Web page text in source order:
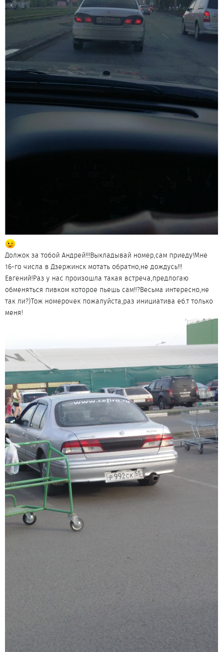
Должок за тобой Андрей!!!Выкладывай номер,сам приеду!Мне
16-го числа в Дзержинск мотать обратно,не дождусь!!!
Евгений!Раз у нас произошла такая встреча,предлогаю
обменяться пивком которое пьешь сам!!?Весьма интересно,не
так ли?)Тож номерочек пожалуйста,раз инициатива еб.т только
меня!